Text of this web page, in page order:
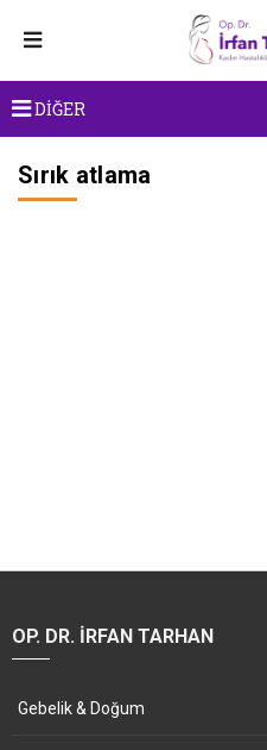
DİĞER
Sırık atlama
OP. DR. İRFAN TARHAN
Gebelik & Doğum